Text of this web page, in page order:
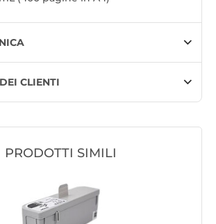
CLIENTI
PRODOTTI SIMILI